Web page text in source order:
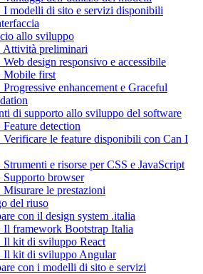
I modelli di sito e servizi disponibili
allo sviluppo
Attività preliminari
Web design responsivo e accessibile
Mobile first
Progressive enhancement e Graceful
di supporto allo sviluppo del software
Feature detection
Verificare le feature disponibili con Can I
Strumenti e risorse per CSS e JavaScript
Supporto browser
Misurare le prestazioni
del riuso
con il design system .italia
Il framework Bootstrap Italia
Il kit di sviluppo React
Il kit di sviluppo Angular
con i modelli di sito e servizi